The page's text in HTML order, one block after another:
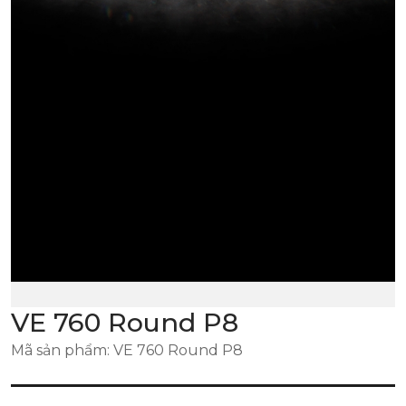
VE 760 Round P8
Mã sản phẩm: VE 760 Round P8